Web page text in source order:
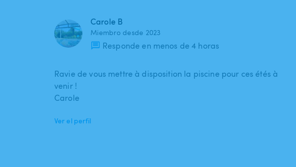
Carole B
Miembro desde 2023
Responde en menos de 4 horas
Ravie de vous mettre à disposition la piscine pour ces étés à
venir !
Carole
Ver el perfil